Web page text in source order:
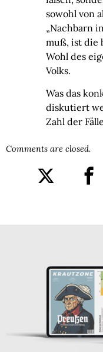
sowohl von
„Nachbarn
muß, ist die
Wohl des
Volks.
Was das
diskutiert
Zahl der
Comments are closed.